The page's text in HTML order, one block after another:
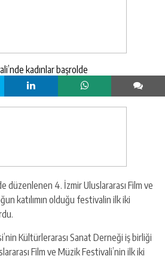
düzenlenen 4. İzmir Uluslararası Film ve
katılımın olduğu festivalin ilk iki
Kültürlerarası Sanat Derneği iş birliği
Film ve Müzik Festivali’nin ilk iki